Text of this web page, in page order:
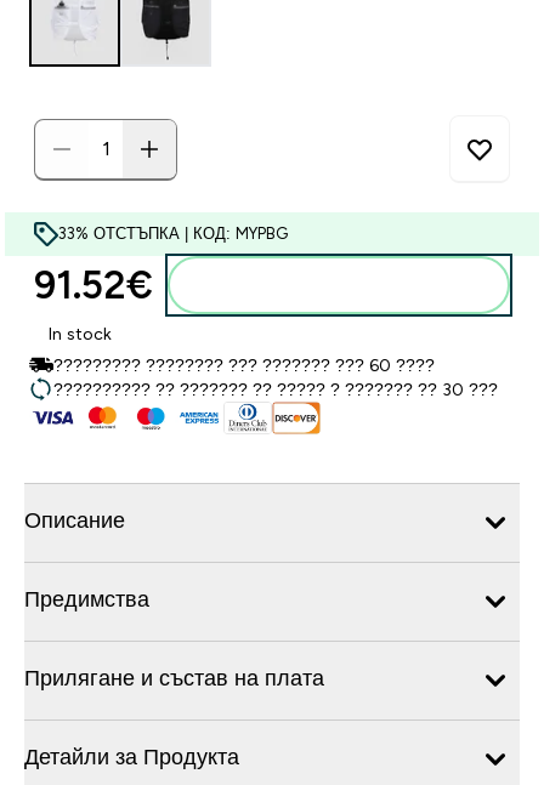
33% ОТСТЪПКА | КОД: MYPBG
91.52€‎
In stock
????????? ???????? ??? ??????? ??? 60 ????
?????????? ?? ??????? ?? ????? ? ??????? ?? 30 ???
Описание
Предимства
Прилягане и състав на плата
Детайли за Продукта